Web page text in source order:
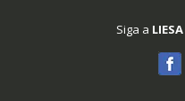
Siga a LIESA